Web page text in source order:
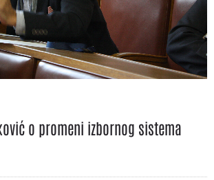
o promeni izbornog sistema